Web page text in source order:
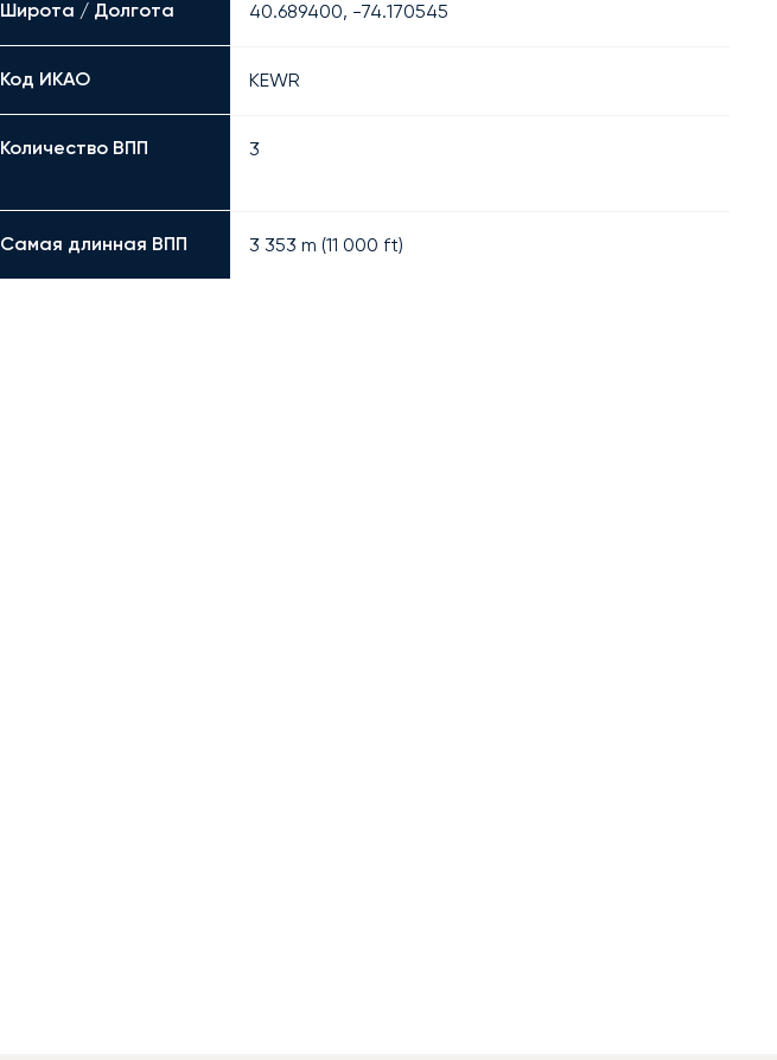
Широта / Долгота 40.689400, -74.170545
Код ИКАО KEWR
Количество ВПП 3
Самая длинная ВПП 3 353 m (11 000 ft)